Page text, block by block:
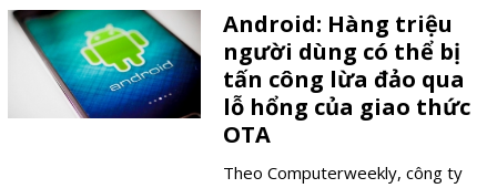
trên các thẻ SIM.
Android: Hàng triệu
người dùng có thể bị
tấn công lừa đảo qua
lỗ hổng của giao thức
OTA
Theo Computerweekly, công ty